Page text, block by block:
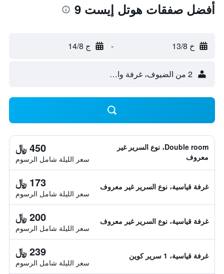
أفضل صفقات هوتل إيست 9
خ 13/8 - ج 14/8
2 من الضيوف، غرفة واحدة
Double room، نوع السرير غير
معروف
450 ﷼
سعر الليلة شامل الرسوم
غرفة قياسية، نوع السرير غير معروف 173 ﷼
سعر الليلة شامل الرسوم
غرفة قياسية، نوع السرير غير معروف 200 ﷼
سعر الليلة شامل الرسوم
غرفة قياسية، 1 سرير كوين 239 ﷼
سعر الليلة شامل الرسوم